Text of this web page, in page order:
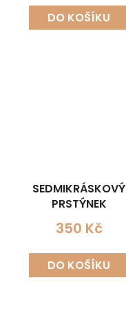
DO KOŠÍKU
SEDMIKRÁSKOVÝ
PRSTÝNEK
350 Kč
DO KOŠÍKU